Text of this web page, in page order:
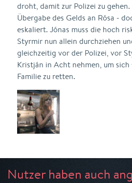
droht, damit zur Polizei zu
Übergabe des Gelds an Rósa -
eskaliert. Jónas muss die hoch
Styrmir nun allein durchziehen
gleichzeitig vor der Polizei, vor
Kristján in Acht nehmen, um sich
Familie zu retten.
Nutzer haben auch